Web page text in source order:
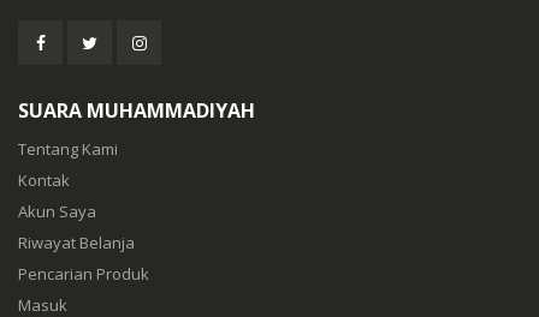
SUARA MUHAMMADIYAH
Tentang Kami
Kontak
Akun Saya
Riwayat Belanja
Pencarian Produk
Masuk